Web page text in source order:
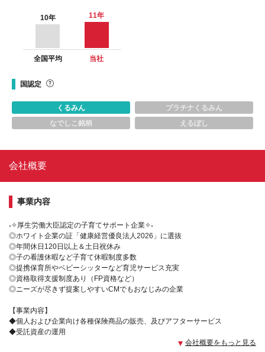
10年 11年
全国平均 当社
国認定
くるみん
プラチナくるみん
なでしこ銘柄
えるぼし
会社概要
事業内容
˖✧厚生労働大臣認定の子育てサポート企業✧˖
◎ホワイト企業の証「健康経営優良法人2026」に選抜
◎年間休日120日以上＆土日祝休み
◎子の看護休暇など子育て休暇制度多数
◎提携保育所やベビーシッターなど育児サービス充実
◎資格取得支援制度あり（FP資格など）
◎ニーズが尽きず提案しやすいCMでもおなじみの企業
【事業内容】
◆個人および企業向け各種保険商品の販売、及びアフターサービス
◆受託資産の運用
会社概要をもっと見る